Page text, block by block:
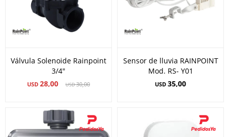
Válvula Solenoide Rainpoint
3/4"
USD 28,00 USD30,00
Sensor de lluvia RAINPOINT
Mod. RS- Y01
USD 35,00